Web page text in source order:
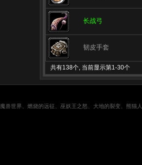
长战弓
韧皮手套
共有138个, 当前显示第1-30个
魔兽世界、燃烧的远征、巫妖王之怒、大地的裂变、熊猫